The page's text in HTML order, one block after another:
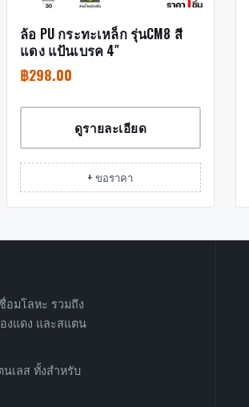
ล้อ PU กระทะเหล็ก รุ่นCM8 สี
แดง แป้นเบรค 4″
฿298.00
ดูรายละเอียด
+ ขอราคา
อมโลหะ รวมถึง
งแดง และสแตน
เลส ทั้งสำหรับ